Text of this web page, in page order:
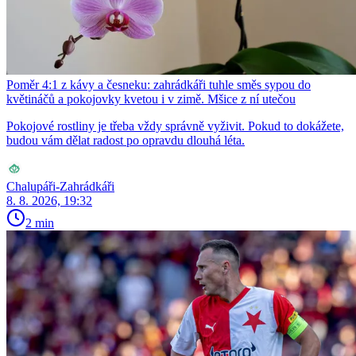
Poměr 4:1 z kávy a česneku: zahrádkáři tuhle směs sypou do
květináčů a pokojovky kvetou i v zimě. Mšice z ní utečou
Pokojové rostliny je třeba vždy správně vyživit. Pokud to dokážete,
budou vám dělat radost po opravdu dlouhá léta.
Chalupáři-Zahrádkáři
8. 8. 2026, 19:32
2 min